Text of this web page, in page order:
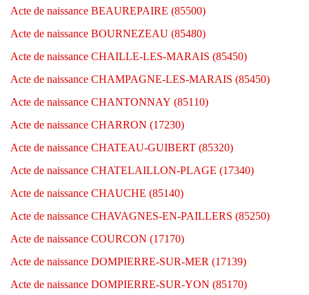
Acte de naissance BEAUREPAIRE (85500)
Acte de naissance BOURNEZEAU (85480)
Acte de naissance CHAILLE-LES-MARAIS (85450)
Acte de naissance CHAMPAGNE-LES-MARAIS (85450)
Acte de naissance CHANTONNAY (85110)
Acte de naissance CHARRON (17230)
Acte de naissance CHATEAU-GUIBERT (85320)
Acte de naissance CHATELAILLON-PLAGE (17340)
Acte de naissance CHAUCHE (85140)
Acte de naissance CHAVAGNES-EN-PAILLERS (85250)
Acte de naissance COURCON (17170)
Acte de naissance DOMPIERRE-SUR-MER (17139)
Acte de naissance DOMPIERRE-SUR-YON (85170)